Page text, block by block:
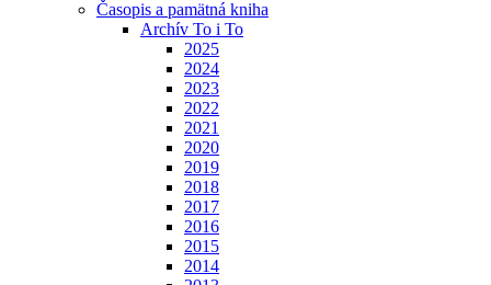
Časopis a pamätná kniha
Archív To i To
2025
2024
2023
2022
2021
2020
2019
2018
2017
2016
2015
2014